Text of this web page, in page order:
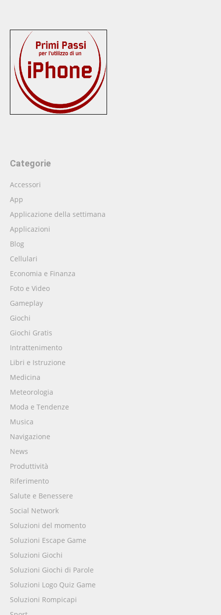
Categorie
Accessori
App
Applicazione della settimana
Applicazioni
Blog
Cellulari
Economia e Finanza
Foto e Video
Gameplay
Giochi
Giochi Gratis
Intrattenimento
Libri e Istruzione
Medicina
Meteorologia
Moda e Tendenze
Musica
Navigazione
News
Produttività
Riferimento
Salute e Benessere
Social Network
Soluzioni del momento
Soluzioni Escape Game
Soluzioni Giochi
Soluzioni Giochi di Parole
Soluzioni Logo Quiz Game
Soluzioni Rompicapi